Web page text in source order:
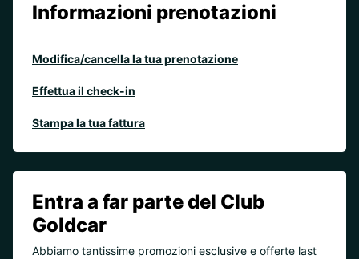
Informazioni prenotazioni
Modifica/cancella la tua prenotazione
Effettua il check-in
Stampa la tua fattura
Entra a far parte del Club
Goldcar
Abbiamo tantissime promozioni esclusive e offerte last